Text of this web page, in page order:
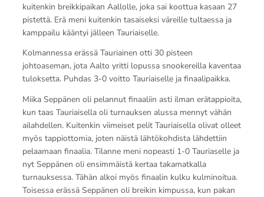
kuitenkin breikkipaikan Aallolle, joka sai koottua kasaan 27
pistettä. Erä meni kuitenkin tasaiseksi väreille tultaessa ja
kamppailu kääntyi jälleen Tauriaiselle.
Kolmannessa erässä Tauriainen otti 30 pisteen
johtoaseman, jota Aalto yritti lopussa snookereilla kaventaa
tuloksetta. Puhdas 3-0 voitto Tauriaiselle ja finaalipaikka.
Miika Seppänen oli pelannut finaaliin asti ilman erätappioita,
kun taas Tauriaisella oli turnauksen alussa mennyt vähän
ailahdellen. Kuitenkin viimeiset pelit Tauriaisella olivat olleet
myös tappiottomia, joten näistä lähtökohdista lähdettiin
pelaamaan finaalia. Tilanne meni nopeasti 1-0 Tauriaselle ja
nyt Seppänen oli ensimmäistä kertaa takamatkalla
turnauksessa. Tähän alkoi myös finaalin kulku kulminoitua.
Toisessa erässä Seppänen oli breikin kimpussa, kun pakan